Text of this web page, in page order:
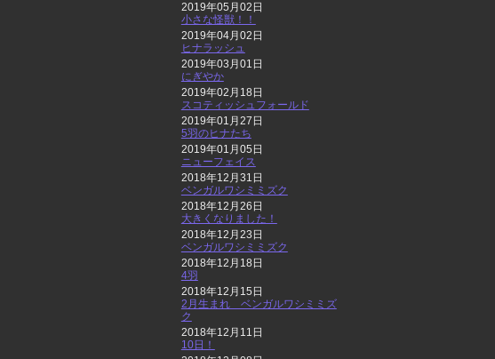
2019年05月02日
小さな怪獣！！
2019年04月02日
ヒナラッシュ
2019年03月01日
にぎやか
2019年02月18日
スコティッシュフォールド
2019年01月27日
5羽のヒナたち
2019年01月05日
ニューフェイス
2018年12月31日
ベンガルワシミミズク
2018年12月26日
大きくなりました！
2018年12月23日
ベンガルワシミミズク
2018年12月18日
4羽
2018年12月15日
2月生まれ ベンガルワシミミズ
ク
2018年12月11日
10日！